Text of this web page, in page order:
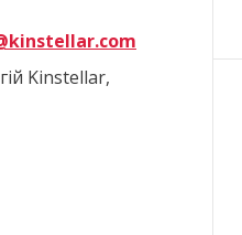
Kinstellar,